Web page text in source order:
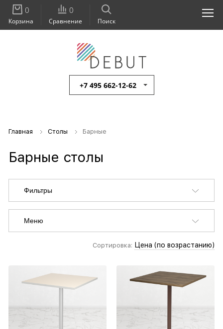
+7 495 662-12-62
Поиск
0
Сравнение
0
Корзина
Главная Столы Барные
Барные столы
Фильтры
Меню
Сортировка: Цена (по возрастанию)